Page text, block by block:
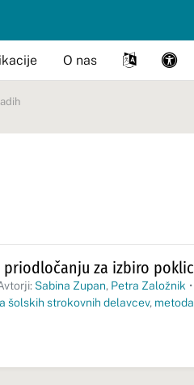
O nas
za izbiro
Sabina Zupan, Petra Založnik •
šolskih strokovnih delavcev,